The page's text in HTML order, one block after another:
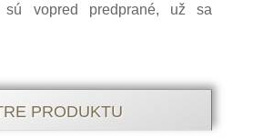
sú vopred predprané, už sa
tradície Veľkej noci
PRODUKTU